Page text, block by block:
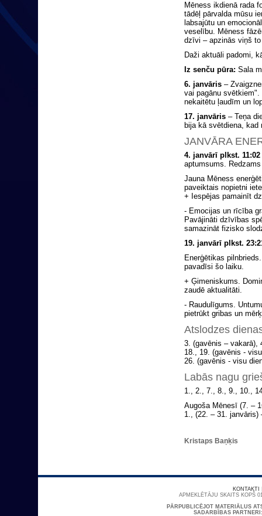
Mēness ikdienā rada
tādēļ pārvalda mūsu
labsajūtu un
veselību. Mēness
dzīvi – apzinās viņš
Daži aktuāli padomi,
Iz senču pūra: Sala
6. janvāris –
vai pagānu
nekaitētu ļaudīm un
17. janvāris – Teņa
bija kā svētdiena, kad
JANVĀRA
4. janvārī plkst.
aptumsums.
Jauna Mēness
paveiktais nopietni
+ Iespējas pamainīt
- Emocijas un rīcība
Pavājināti dzīvības
samazināt fizisko
19. janvārī plkst.
Enerģētikas
pavadīsi šo laiku.
+ Ģimeniskums.
zaudē aktualitāti.
- Raudulīgums.
pietrūkt gribas un
Atslodzes
3. (gavēnis – vakarā),
18., 19. (gavēnis -
26. (gavēnis - visu
Labās nagu
1., 2., 7., 8., 9., 10.,
Augoša Mēnesī (7. –
1., (22. – 31. janvāris)
Kristaps Baņķis
KONTAKTI
APMEKLĒTĀJU SKAITS KOPŠ
PĀRPUBLICĒJOT MATERIĀLUS
SADARBĪBAS